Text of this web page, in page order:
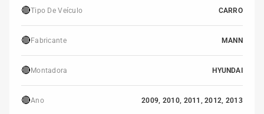
🔴Tipo De Veículo CARRO
🔴 Fabricante MANN
🔴 Montadora HYUNDAI
🔴Ano 2009, 2010, 2011, 2012, 2013